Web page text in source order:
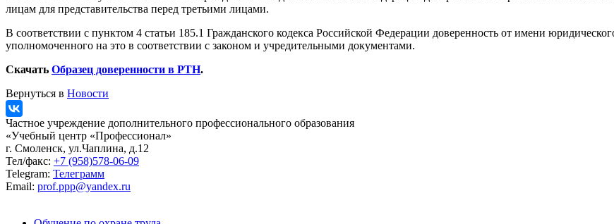
лицам для представительства перед третьими лицами.
В соответствии с пунктом 4 статьи 185.1 Гражданского кодекса Российской Федерации доверенность от имени
уполномоченного на это в соответствии с законом и учредительными документами.
Скачать Образец доверенности в РТН.
Вернуться в Новости
Частное учреждение дополнительного профессионального образования
«Учебный центр «Профессионал»
г. Смоленск, ул.Чаплина, д.12
Тел/факс: +7 (958)578-06-09
Telegram: Телеграмм
Email: prof.ppp@yandex.ru